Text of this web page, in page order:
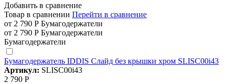
Добавить в сравнение
Товар в сравнении Перейти в сравнение
от 2 790 Р Бумагодержатели
от 2 790 Р Бумагодержатели
Бумагодержатели
Бумагодержатель IDDIS Слайд без крышки хром SLISC00i43
Артикул: SLISC00i43
2 790 Р